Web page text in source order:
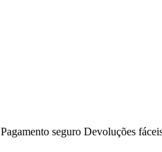
Pagamento seguro Devoluções